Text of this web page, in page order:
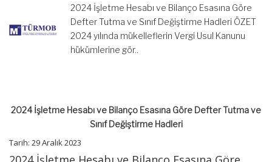
Tutma
Sınıf
Değiştirme
Hadleri
2024 İşletme Hesabı ve Bilanço Esasına Göre
Defter Tutma ve Sınıf Değiştirme Hadleri ÖZET
2024 yılında mükelleflerin Vergi Usul Kanunu
hükümlerine gör..
2024 İşletme Hesabı ve Bilanço Esasına Göre Defter Tutma ve
Sınıf Değiştirme Hadleri
Tarih: 29 Aralık 2023